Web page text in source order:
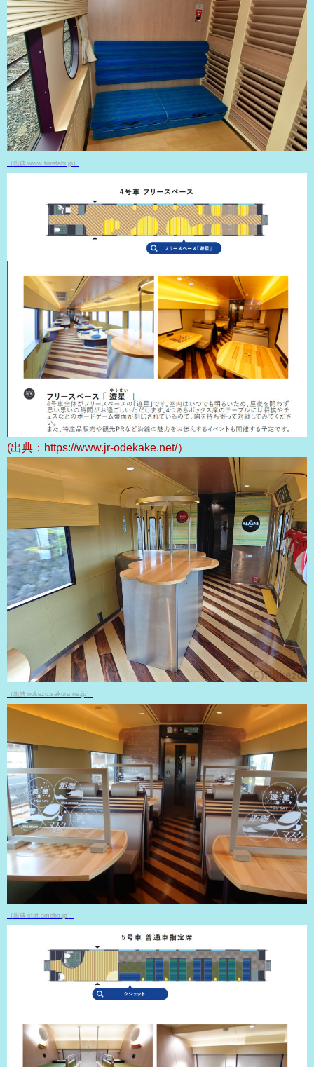
（出典 www.toretabi.jp）
(出典：https://www.jr-odekake.net/）
（出典 nukezo.sakura.ne.jp）
（出典 stat.ameba.jp）